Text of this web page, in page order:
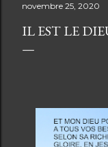
novembre 25, 2020
IL EST LE